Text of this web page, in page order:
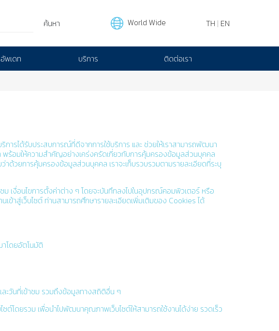
ค้นหา World Wide TH | EN
พเดท บริการ ติดต่อเรา
การได้รับประสบการณ์ที่ดีจากการใช้บริการ และ ช่วยให้เราสามารถพัฒนา
พร้อมให้ความสำคัญอย่างเคร่งครัดเกี่ยวกับการคุ้มครองข้อมูลส่วนบุคคล
วยการคุ้มครองข้อมูลส่วนบุคคล เราจะเก็บรวบรวมตามรายละเอียดที่ระบุ
ม เงื่อนไขการตั้งค่าต่าง ๆ โดยจะบันทึกลงไปในอุปกรณ์คอมพิวเตอร์ หรือ
ข้าสู่เว็บไซต์ ท่านสามารถศึกษารายละเอียดเพิ่มเติมของ Cookies ได้
าโดยอัตโนมัติ
ละวันที่เข้าชม รวมถึงข้อมูลทางสถิติอื่น ๆ
ต์โดยรวม เพื่อนำไปพัฒนาคุณภาพเว็บไซต์ให้สามารถใช้งานได้ง่าย รวดเร็ว